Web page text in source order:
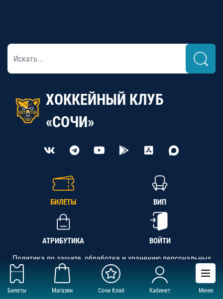
Билеты Магазин Сочи Клаб Кабинет Меню
ХОККЕЙНЫЙ КЛУБ
«СОЧИ»
БИЛЕТЫ ВИП
АТРИБУТИКА ВОЙТИ
Политика по защите, обработке и хранению персональных
данных
АНО «СК «Кубань-Регион», ОГРН 1142300002349,